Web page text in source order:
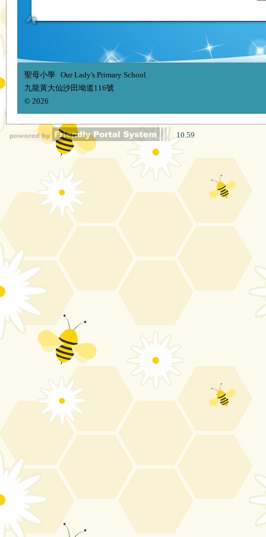
聖母小學 Our Lady's Primary School
九龍黃大仙沙田坳道116號
© 2026
10.59